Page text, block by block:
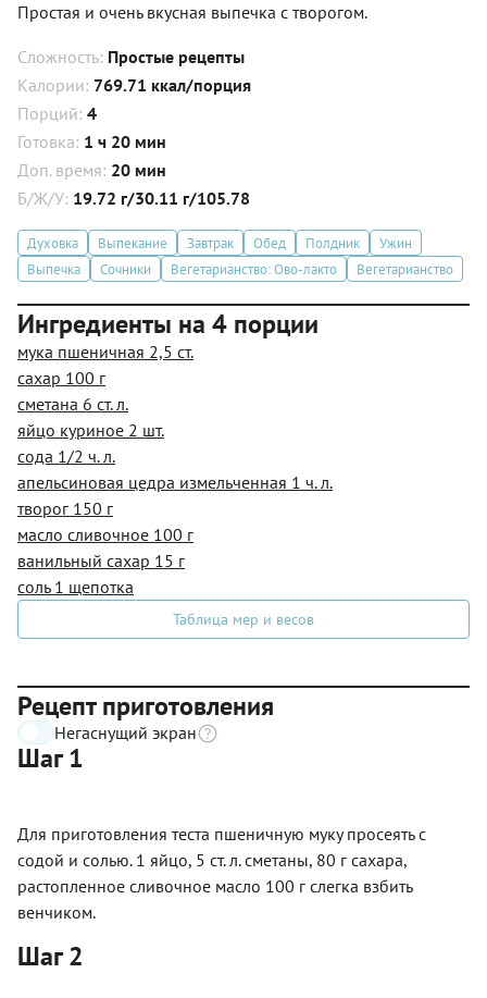
Простая и очень вкусная выпечка с творогом.
Сложность: Простые рецепты
Калории: 769.71 ккал/порция
Порций: 4
Готовка: 1 ч 20 мин
Доп. время: 20 мин
Б/Ж/У: 19.72 г/30.11 г/105.78
Духовка Выпекание Завтрак Обед Полдник
Ужин
Выпечка
Сочники Вегетарианство: Ово-лакто Вегетарианство
Ингредиенты на 4 порции
мука пшеничная 2,5 ст.
сахар 100 г
сметана 6 ст. л.
яйцо куриное 2 шт.
сода 1/2 ч. л.
апельсиновая цедра измельченная 1 ч. л.
творог 150 г
масло сливочное 100 г
ванильный сахар 15 г
соль 1 щепотка
Таблица мер и весов
Рецепт приготовления
Негаснущий экран
Шаг 1
Для приготовления теста пшеничную муку просеять с
содой и солью. 1 яйцо, 5 ст. л. сметаны, 80 г сахара,
растопленное сливочное масло 100 г слегка взбить
венчиком.
Шаг 2